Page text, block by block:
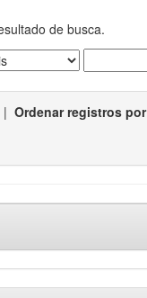
de busca.
| Ordenar registros por